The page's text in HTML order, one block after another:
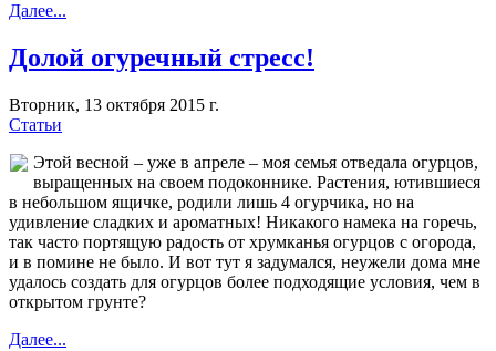
Далее...
Долой огуречный стресс!
Вторник, 13 октября 2015 г.
Статьи
Этой весной – уже в апреле – моя семья отведала огурцов,
выращенных на своем подоконнике. Растения, ютившиеся
в небольшом ящичке, родили лишь 4 огурчика, но на
удивление сладких и ароматных! Никакого намека на горечь,
так часто портящую радость от хрумканья огурцов с огорода,
и в помине не было. И вот тут я задумался, неужели дома мне
удалось создать для огурцов более подходящие условия, чем в
открытом грунте?
Далее...